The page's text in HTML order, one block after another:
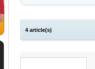
4 article(s)